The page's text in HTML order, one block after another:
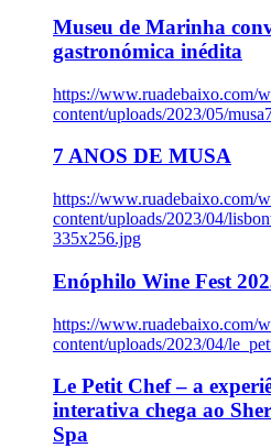
Museu de Marinha
gastronómica inédita
https://www.ruadebaixo.com/
content/uploads/2023/05/
7 ANOS DE MUSA
https://www.ruadebaixo.com/
content/uploads/2023/04/
335x256.jpg
Enóphilo Wine Fest
https://www.ruadebaixo.com/
content/uploads/2023/04/
Le Petit Chef – a
interativa chega ao
Spa